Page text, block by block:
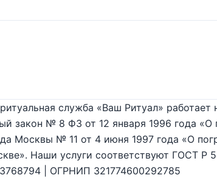
служба «Ваш Ритуал» работает
закон № 8 ФЗ от 12 января 1996 года «О
Москвы № 11 от 4 июня 1997 года «О
Наши услуги соответствуют ГОСТ Р
| ОГРНИП 321774600292785